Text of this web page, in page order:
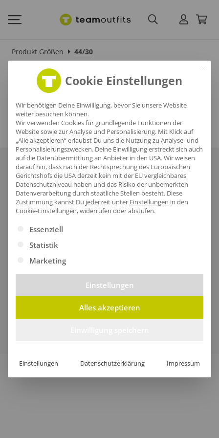
Produkt Größen 44/30
44/30
Über unsHäufige FragenReferenzenKarriereBlog
DatenschutzAGBImpressum
Verkauf nur an Unternehmer, Gewerbetreibende,
Freiberufler und öffentliche Institutionen, nicht jedoch an
Cookie Einstellungen
Wir benötigen Deine Einwilligung, bevor Sie unsere Website
weiter besuchen können.
Wir verwenden Cookies für grundlegende Funktionen der
Website sowie zur Analyse und Personalisierung. Mit Klick auf
„Alle akzeptieren“ erlaubst Du uns die Nutzung zu Analyse- und
Personalisierungszwecken. Deine Einwilligung erstreckt sich auch
auf die Datenübermittlung an Anbieter in den USA. Wir weisen
darauf hin, dass nach der Rechtsprechung des Europäischen
Gerichtshofs die USA derzeit kein mit der EU vergleichbares
Datenschutzniveau haben und das Risiko der unbemerkten
Datenverarbeitung durch staatliche Stellen besteht. Diese
Zustimmung kannst Du jederzeit unter Einstellungen in den
Cookie-Einstellungen, widerrufen oder abstufen.
Es folgt eine Liste der Service-Gruppen, für die eine
Essenziell
Statistik
Marketing
Einstellungen
Alles akzeptieren
Einstellungen Datenschutzerklärung Impressum